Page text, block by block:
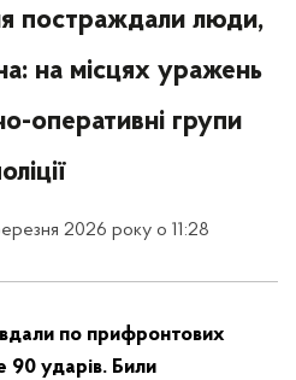
постраждали люди,
на місцях уражень
оперативні групи
2026 року о 11:28
по прифронтових
ударів. Били